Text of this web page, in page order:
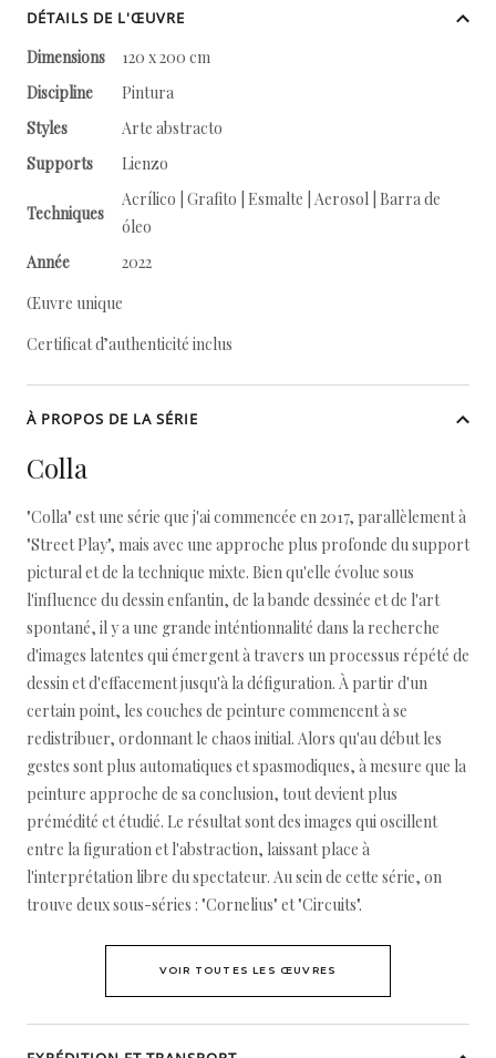
DÉTAILS DE L'ŒUVRE
Dimensions
120 x 200 cm
Discipline
Pintura
Styles
Arte abstracto
Supports
Lienzo
Techniques
Acrílico | Grafito | Esmalte | Aerosol | Barra de
óleo
Année
2022
Œuvre unique
Certificat d’authenticité inclus
À PROPOS DE LA SÉRIE
Colla
"Colla" est une série que j'ai commencée en 2017, parallèlement à
"Street Play", mais avec une approche plus profonde du support
pictural et de la technique mixte. Bien qu'elle évolue sous
l'influence du dessin enfantin, de la bande dessinée et de l'art
spontané, il y a une grande inténtionnalité dans la recherche
d'images latentes qui émergent à travers un processus répété de
dessin et d'effacement jusqu'à la défiguration. À partir d'un
certain point, les couches de peinture commencent à se
redistribuer, ordonnant le chaos initial. Alors qu'au début les
gestes sont plus automatiques et spasmodiques, à mesure que la
peinture approche de sa conclusion, tout devient plus
prémédité et étudié. Le résultat sont des images qui oscillent
entre la figuration et l'abstraction, laissant place à
l'interprétation libre du spectateur. Au sein de cette série, on
trouve deux sous-séries : "Cornelius" et "Circuits".
VOIR TOUTES LES ŒUVRES